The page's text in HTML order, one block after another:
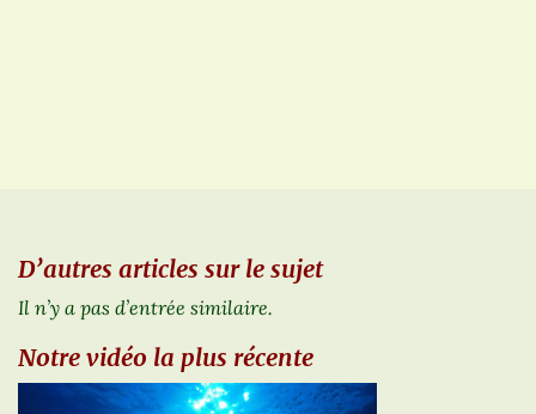
D’autres articles sur le sujet
Il n’y a pas d’entrée similaire.
Notre vidéo la plus récente